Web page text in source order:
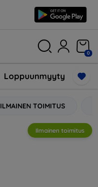
0
Loppuunmyyty
ILMAINEN TOIMITUS
Ilmainen toimitus